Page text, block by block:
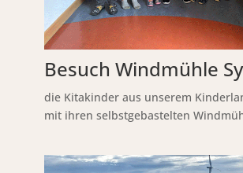
Besuch Windmühle
die Kitakinder aus unserem
mit ihren selbstgebastelten